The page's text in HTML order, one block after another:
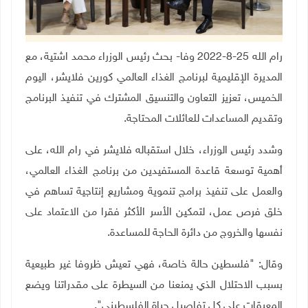
رام الله 25-8-2022 وفا- بحث رئيس الوزراء محمد اشتية، مع
المديرة الإقليمية لبرنامج الغذاء العالمي كورين فلايشر، اليوم
الخميس، تعزيز التعاون والتنسيق المشترك في تنفيذ البرنامج
وتقديم المساعدات للعائلات المحتاجة.
وشدد رئيس الوزراء، خلال استقباله فلايشر في رام الله، على
أهمية توسعة قاعدة المستفيدين من برنامج الغذاء العالمي،
والعمل على تنفيذ برامج تنموية ومشاريع إنتاجية تساهم في
خلق فرص عمل، لتمكين الأسر الأكثر فقرا من الاعتماد على
نفسها والخروج من دائرة الحاجة للمساعدة.
وقال: "فلسطين حالة خاصة، فهي تعيش ظروفا غير طبيعية
بسبب الاحتلال الذي يمنعنا من السيطرة على مقدراتنا ويضع